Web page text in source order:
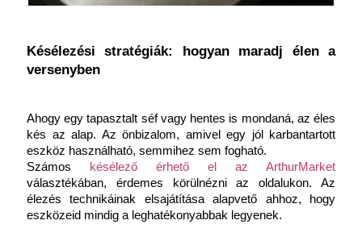
Késélezési stratégiák: hogyan maradj élen a
versenyben
Ahogy egy tapasztalt séf vagy hentes is mondaná, az éles
kés az alap. Az önbizalom, amivel egy jól karbantartott
eszköz használható, semmihez sem fogható.
Számos
késélező érhető el az ArthurMarket
választékában, érdemes körülnézni az oldalukon. Az
élezés technikáinak elsajátítása alapvető ahhoz, hogy
eszközeid mindig a leghatékonyabbak legyenek.